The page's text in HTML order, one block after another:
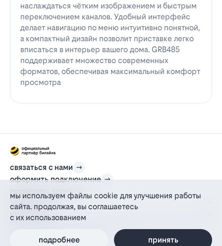
наслаждаться чётким изображением и быстрым
переключением каналов. Удобный интерфейс
делает навигацию по меню интуитивно понятной,
а компактный дизайн позволит приставке легко
вписаться в интерьер вашего дома. GRB485
поддерживает множество современных
форматов, обеспечивая максимальный комфорт
просмотра
связаться с нами
оформить подключение
проверить адрес
для дома
информация
действующий на основании агентского договора
политика персональных данных
мы используем файлы cookie для улучшения работы
сайта. продолжая, вы соглашаетесь
с их использованием
подробнее принять